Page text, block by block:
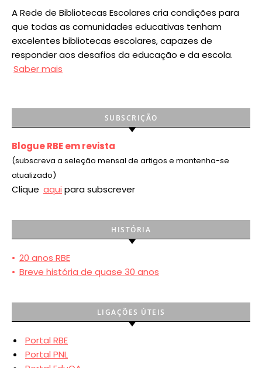
A Rede de Bibliotecas Escolares cria condições para
que todas as comunidades educativas tenham
excelentes bibliotecas escolares, capazes de
responder aos desafios da educação e da escola.
Saber mais
SUBSCRIÇÃO
Blogue RBE em revista
(subscreva a seleção mensal de artigos e mantenha-se
atualizado)
Clique aqui para subscrever
HISTÓRIA
• 20 anos RBE
• Breve história de quase 30 anos
LIGAÇÕES ÚTEIS
Portal RBE
Portal PNL